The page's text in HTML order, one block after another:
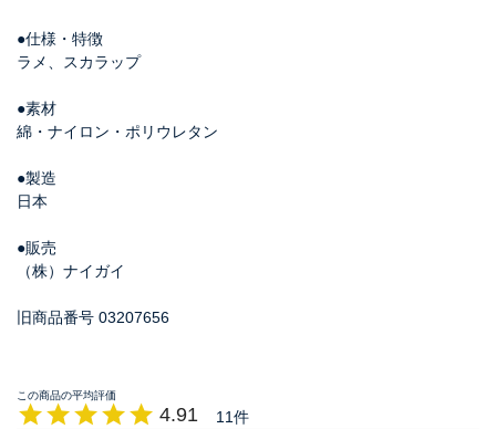
●仕様・特徴
ラメ、スカラップ
●素材
綿・ナイロン・ポリウレタン
●製造
日本
●販売
（株）ナイガイ
旧商品番号 03207656
4.91 11